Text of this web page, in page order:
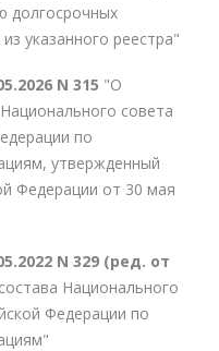
долгосрочных
указанного реестра"
N 315 "О
совета
по
утвержденный
Федерации от 30 мая
N 329 (ред. от
Национального
Федерации по